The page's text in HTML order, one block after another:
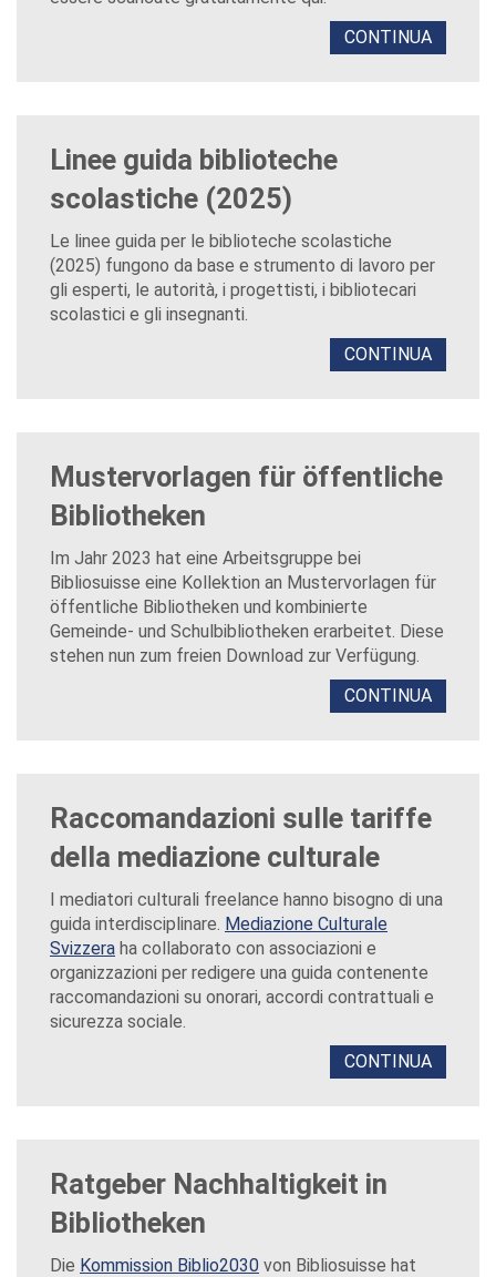
CONTINUA
Linee guida biblioteche
scolastiche (2025)
Le linee guida per le biblioteche scolastiche
(2025) fungono da base e strumento di lavoro per
gli esperti, le autorità, i progettisti, i bibliotecari
scolastici e gli insegnanti.
CONTINUA
Mustervorlagen für öffentliche
Bibliotheken
Im Jahr 2023 hat eine Arbeitsgruppe bei
Bibliosuisse eine Kollektion an Mustervorlagen für
öffentliche Bibliotheken und kombinierte
Gemeinde- und Schulbibliotheken erarbeitet. Diese
stehen nun zum freien Download zur Verfügung.
CONTINUA
Raccomandazioni sulle tariffe
della mediazione culturale
I mediatori culturali freelance hanno bisogno di una
guida interdisciplinare. Mediazione Culturale
Svizzera ha collaborato con associazioni e
organizzazioni per redigere una guida contenente
raccomandazioni su onorari, accordi contrattuali e
sicurezza sociale.
CONTINUA
Ratgeber Nachhaltigkeit in
Bibliotheken
Die Kommission Biblio2030 von Bibliosuisse hat